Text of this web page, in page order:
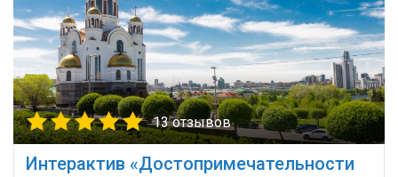
13 отзывов
Интерактив «Достопримечательности